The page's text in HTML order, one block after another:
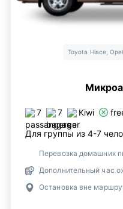
Toyota Hiace,
7 7 Kiwi
Для группы из 4-7
Перевозка домашних
Дополнительный час
Остановка вне